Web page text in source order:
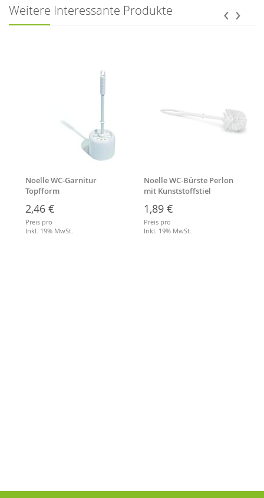
Weitere Interessante Produkte
Noelle WC-Garnitur
Topfform
2,46 €
Preis pro
Inkl. 19% MwSt.
Noelle WC-Bürste Perlon
mit Kunststoffstiel
1,89 €
Preis pro
Inkl. 19% MwSt.
‹ ›